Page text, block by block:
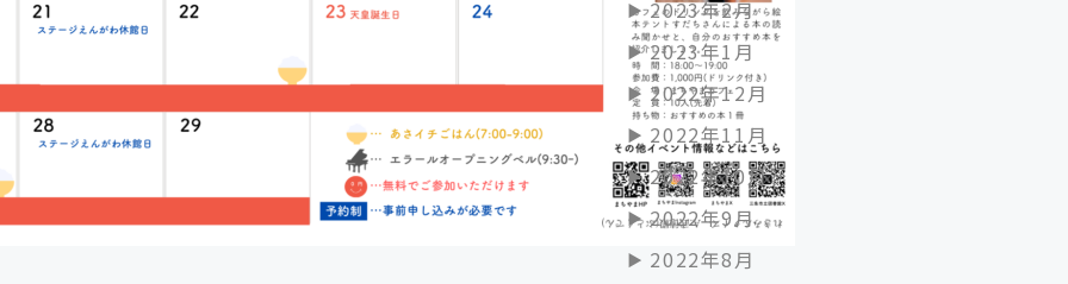
2023年2月
2023年1月
2022年12月
2022年11月
2022年10月
2022年9月
2022年8月